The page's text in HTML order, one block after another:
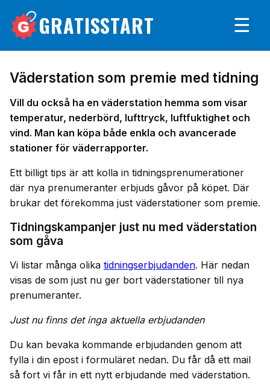
GRATISSTART ☰
Väderstation som premie med tidning
Vill du också ha en väderstation hemma som visar
temperatur, nederbörd, lufttryck, luftfuktighet och
vind. Man kan köpa både enkla och avancerade
stationer för väderrapporter.
Ett billigt tips är att kolla in tidningsprenumerationer
där nya prenumeranter erbjuds gåvor på köpet. Där
brukar det förekomma just väderstationer som premie.
Tidningskampanjer just nu med väderstation
som gåva
Vi listar många olika tidningserbjudanden. Här nedan
visas de som just nu ger bort väderstationer till nya
prenumeranter.
Just nu finns det inga aktuella erbjudanden
Du kan bevaka kommande erbjudanden genom att
fylla i din epost i formuläret nedan. Du får då ett mail
så fort vi får in ett nytt erbjudande med väderstation.